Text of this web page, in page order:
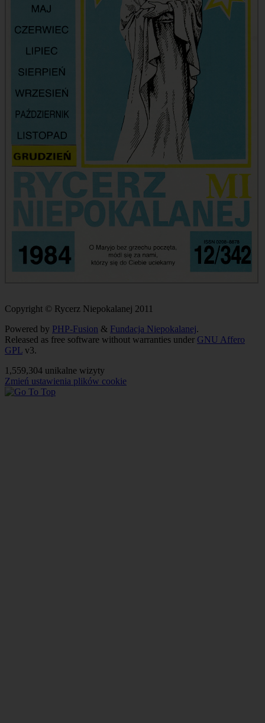
Copyright © Rycerz Niepokalanej 2011
Powered by PHP-Fusion & Fundacja Niepokalanej.
Released as free software without warranties under GNU Affero
GPL v3.
1,559,304 unikalne wizyty
Zmień ustawienia plików cookie